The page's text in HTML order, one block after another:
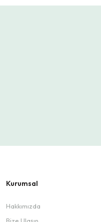
Kurumsal
Hakkımızda